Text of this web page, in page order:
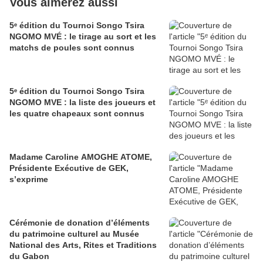
5ᵉ édition du Tournoi Songo Tsira
NGOMO MVÉ : le tirage au sort et les
matchs de poules sont connus
5ᵉ édition du Tournoi Songo Tsira
NGOMO MVE : la liste des joueurs et
les quatre chapeaux sont connus
Madame Caroline AMOGHE ATOME,
Présidente Exécutive de GEK,
s’exprime
Cérémonie de donation d’éléments
du patrimoine culturel au Musée
National des Arts, Rites et Traditions
du Gabon